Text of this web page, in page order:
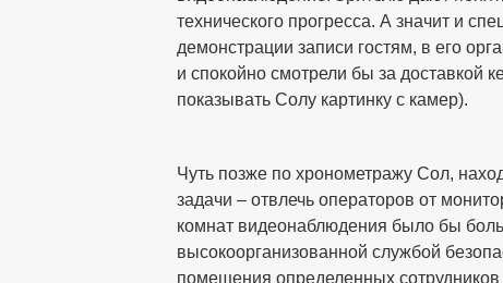
технического прогресса. А значит и
демонстрации записи гостям, в его
и спокойно смотрели бы за доставкой
показывать Солу картинку с камер).
Чуть позже по хронометражу Сол,
задачи – отвлечь операторов от
комнат видеонаблюдения было бы
высокоорганизованной службой
помещения определенных